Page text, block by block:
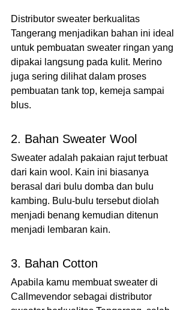
Distributor sweater berkualitas
Tangerang menjadikan bahan ini ideal
untuk pembuatan sweater ringan yang
dipakai langsung pada kulit. Merino
juga sering dilihat dalam proses
pembuatan tank top, kemeja sampai
blus.
2. Bahan Sweater Wool
Sweater adalah pakaian rajut terbuat
dari kain wool. Kain ini biasanya
berasal dari bulu domba dan bulu
kambing. Bulu-bulu tersebut diolah
menjadi benang kemudian ditenun
menjadi lembaran kain.
3. Bahan Cotton
Apabila kamu membuat sweater di
Callmevendor sebagai distributor